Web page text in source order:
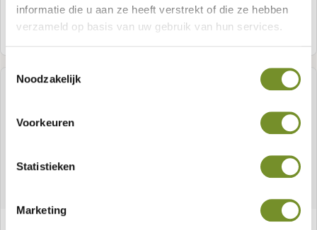
informatie die u aan ze heeft verstrekt of die ze hebben
verzameld op basis van uw gebruik van hun services.
Noodzakelijk
Voorkeuren
Statistieken
Marketing
Meer informatie